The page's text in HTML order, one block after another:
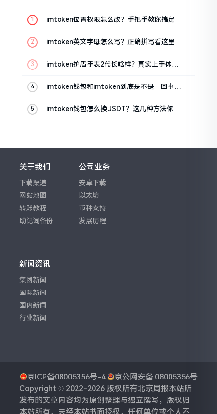
imtoken位置权限怎么改？手把手教你搞定
imtoken英文字母怎么写？正确拼写看这里
imtoken护盾手表2代长啥样？真实上手体验
imtoken钱包和imtoken到底是不是一回事？
imtoken钱包怎么换USDT？这几种方法你得
关于我们
下载渠道
网站地图
转账教程
助记词备份
公司业务
安卓下载
以太坊
币种支持
发展历程
新闻资讯
集团新闻
国际新闻
国内新闻
行业新闻
京ICP备08005356号-4
京公网安备 08005356号
Copyright © 2022-2026 版权所有北京周报本站所
发布的文章内容均为原创整理与独立撰写，版权归
本站所有。未经本站书面授权，任何单位或个人不